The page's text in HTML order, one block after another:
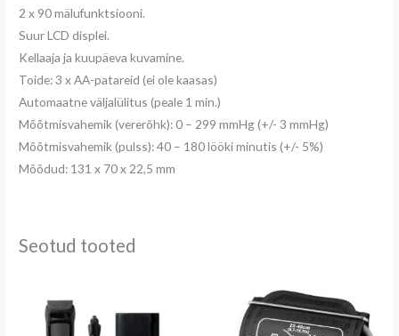
2 x 90 mälufunktsiooni.
Suur LCD displei.
Kellaaja ja kuupäeva kuvamine.
Toide: 3 x AA-patareid (ei ole kaasas)
Automaatne väljalülitus (peale 1 min.)
Mõõtmisvahemik (vererõhk): 0 – 299 mmHg (+/- 3 mmHg)
Mõõtmisvahemik (pulss): 40 – 180 lööki minutis (+/- 5%)
Mõõdud: 131 x 70 x 22,5 mm
Seotud tooted